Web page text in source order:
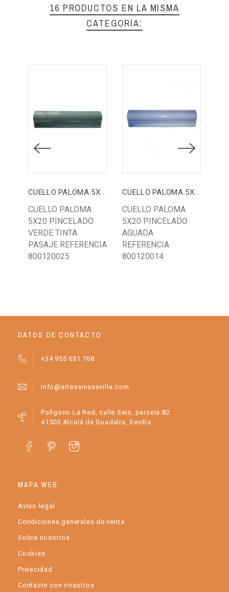
16 PRODUCTOS EN LA MISMA
CATEGORÍA:
CUELLO PALOMA 5X20 VERDE TINTA PASAJE
CUELLO PALOMA
5X20 PINCELADO
VERDE TINTA
PASAJE REFERENCIA
800120025
CUELLO PALOMA 5X20 AGUADA
CUELLO PALOMA
5X20 PINCELADO
AGUADA
REFERENCIA
800120014
DATOS DE CONTACTO
+34 955 631 768
info@artesaniasevilla.com
Polígono La Red, calle Seis, parcela 82.
41500 Alcalá de Guadaíra, Sevilla
MAPA WEB
Aviso legal
Condiciones generales de venta
Sobre nosotros
Cookies
Privacidad
Contacte con nosotros